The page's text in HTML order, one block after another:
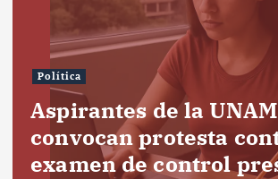
Política
Aspirantes de la UNAM
convocan protesta
examen de control